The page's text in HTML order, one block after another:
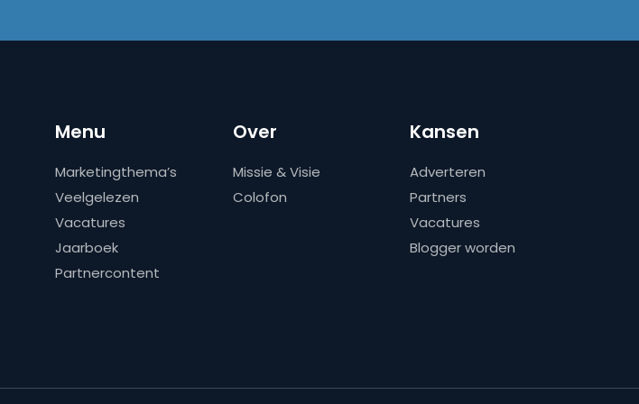
Menu
Marketingthema’s
Veelgelezen
Vacatures
Jaarboek
Partnercontent
Over
Missie & Visie
Colofon
Kansen
Adverteren
Partners
Vacatures
Blogger worden